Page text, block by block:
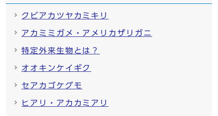
クビアカツヤカミキリ
アカミミガメ・アメリカザリガニ
特定外来生物とは？
オオキンケイギク
セアカゴケグモ
ヒアリ・アカカミアリ